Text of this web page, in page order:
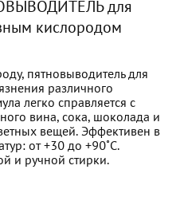
для
кислородом
пятновыводитель для
различного
легко справляется с
вина, сока, шоколада и
вещей. Эффективен в
от +30 до +90˚C.
и ручной стирки.